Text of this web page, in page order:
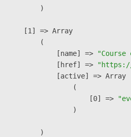
        )
    [1] => Array
        (
            [name] =>
            [href] =>
            [active] => Array
                (
                    [0] =>
                )
        )